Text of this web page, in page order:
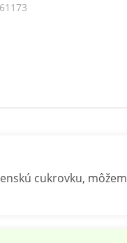
cukrovku,